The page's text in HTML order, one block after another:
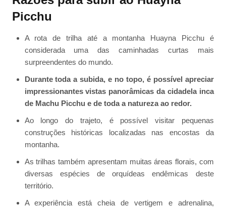
Picchu
A rota de trilha até a montanha Huayna Picchu é
considerada uma das caminhadas curtas mais
surpreendentes do mundo.
Durante toda a subida, e no topo, é possível apreciar
impressionantes vistas panorâmicas da cidadela inca
de Machu Picchu e de toda a natureza ao redor.
Ao longo do trajeto, é possível visitar pequenas
construções históricas localizadas nas encostas da
montanha.
As trilhas também apresentam muitas áreas florais, com
diversas espécies de orquídeas endêmicas deste
território.
A experiência está cheia de vertigem e adrenalina,